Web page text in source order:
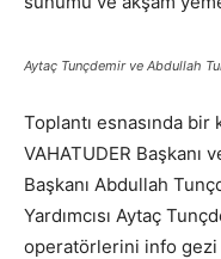
Aytaç Tunçdemir ve Abdullah
Toplantı esnasında
VAHATUDER Başkanı
Başkanı Abdullah
Yardımcısı Aytaç
operatörlerini info gezi